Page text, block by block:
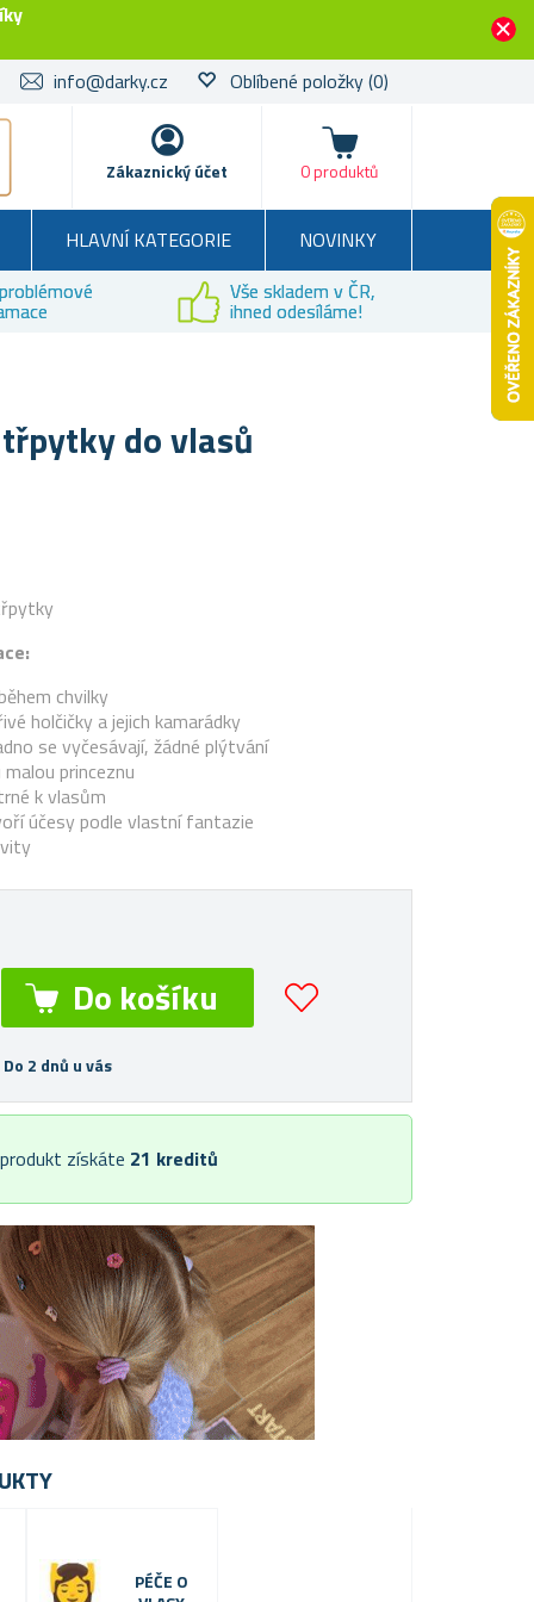
info@darky.cz Oblíbené položky(0)
Zákaznický účet
Košík
0 produktů
HLAVNÍ KATEGORIE
NOVINKY
Vše skladem v ČR,
ihned odesíláme!
do vlasů
chvilky
holčičky a jejich kamarádky
se vyčesávají, žádné plýtvání
princeznu
k vlasům
účesy podle vlastní fantazie
2 dnů u vás
získáte 21 kreditů
PÉČE O